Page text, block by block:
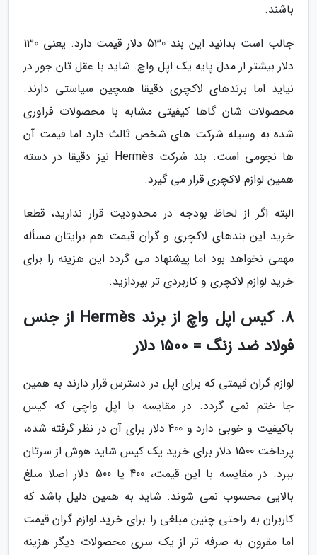
باشند.
جالب است بدانید این بند 530 دلار قیمت دارد. یعنی 130
دلار بیشتر از مدل پایه یک اپل واچ. شاید با عقل تان جور در
نیاید اما برندهای لاکچری دقیقا همچین سیاستی دارند.
محصولات شان گاها کیفیتی مشابه با محصولات فراوری
شده به وسیله شرکت های شخص ثالث دارد اما قیمت آن
ها نجومی است. بند شرکت Hermès نیز دقیقا در دسته
همین لوازم لاکچری قرار می گیرد.
البته اگر از لحاظ بودجه در محدودیت قرار ندارید، قطعا
خرید این بندهای لاکچری و گران قیمت هم برایتان مسأله
مهمی نخواهد بود اما پیشنهاد می گردد این هزینه را برای
خرید لوازم لاکچری و کاربردی تر بپردازید.
8. کیس اپل واچ از برند Hermès از جنس
فولاد ضد زنگ = 1500 دلار
لوازم گران قیمتی که برای اپل در دسترس قرار دارند به همین
جا ختم نمی گردد. در مقایسه با اپل واچی که کیس
باکیفیت و خوبی دارد و 400 دلار برای آن در نظر گرفته شده،
پرداخت 1500 دلار برای خرید یک کیس شاید هوش از سرتان
ببرد. در مقایسه با این قیمت، 400 یا 500 دلار اصلا مبلغ
بالایی محسوب نمی شوند. شاید به همین دلیل باشد که
کاربران به راحتی چنین مبلغی را برای خرید لوازم گران قیمت
اما مقرون به صرفه تر از یک سری محصولات دیگر هزینه